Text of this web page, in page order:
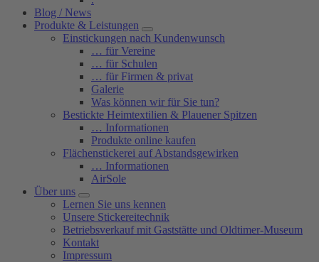
Blog / News
Produkte & Leistungen
Einstickungen nach Kundenwunsch
… für Vereine
… für Schulen
… für Firmen & privat
Galerie
Was können wir für Sie tun?
Bestickte Heimtextilien & Plauener Spitzen
… Informationen
Produkte online kaufen
Flächenstickerei auf Abstandsgewirken
… Informationen
AirSole
Über uns
Lernen Sie uns kennen
Unsere Stickereitechnik
Betriebsverkauf mit Gaststätte und Oldtimer-Museum
Kontakt
Impressum